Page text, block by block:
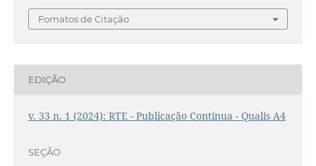
Fomatos de Citação
EDIÇÃO
v. 33 n. 1 (2024): RTE - Publicação Contínua - Qualis A4
SEÇÃO